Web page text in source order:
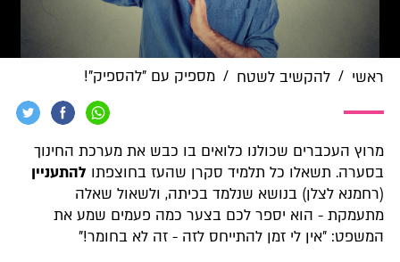
ראשי / להקשיב לשטח / מספיק עם "להספיק"!
מרוץ העכברים שכולנו כלואים בו כבש את מערכת החינוך
בסערה. תשאלו כל תלמיד סקרן שהעז בחוצפתו להתעניין
(רחמנא לצלן) בנושא שנלמד בכיתה, ולשאול שאלה
מתעמקת - הוא יספר לכם בצער כמה פעמים שמע את
המשפט: "אין לי זמן להתייחס לזה - זה לא בחומר!"